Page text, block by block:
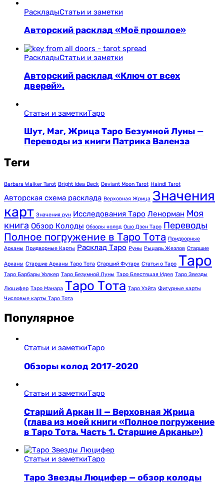
РаскладыСтатьи и заметки
Авторский расклад «Моё прошлое»
РаскладыСтатьи и заметки
Авторский расклад «Ключ от всех
дверей».
Статьи и заметкиТаро
Шут, Маг, Жрица Таро Безумной Луны —
Переводы из книги Патрика Валенза
Теги
Barbara Walker Tarot Bright Idea Deck Deviant Moon Tarot Haindl Tarot
Авторская схема расклада Верховная Жрица Значения
карт Значения рун Исследования Таро Ленорман Моя
книга Обзор Колоды Обзоры колод Ошо Дзен Таро Переводы
Полное погружение в Таро Тота Придворные
Арканы Придворные Карты Расклад Таро Руны Рыцарь Жезлов Старшие
Арканы Старшие Арканы Таро Тота Старший Футарк Статьи о Таро Таро
Таро Барбары Уолкер Таро Безумной Луны Таро Блестящая Идея Таро Звезды
Люцифер Таро Манара Таро Тота Таро Уэйта Фигурные карты
Числовые карты Таро Тота
Популярное
Статьи и заметкиТаро
Обзоры колод 2017-2020
Статьи и заметкиТаро
Старший Аркан II — Верховная Жрица
(глава из моей книги «Полное погружение
в Таро Тота. Часть 1. Старшие Арканы»)
Статьи и заметкиТаро
Таро Звезды Люцифер — обзор колоды